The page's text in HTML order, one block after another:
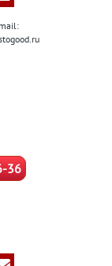
36